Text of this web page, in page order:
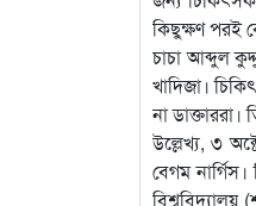
কিছুক্ষণ পরই
চাচা আব্দুল
খাদিজা।
না
উল্লেখ্য, ৩
বেগম